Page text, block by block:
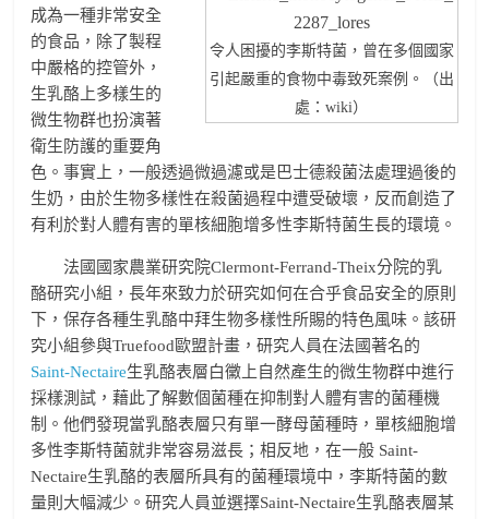
令人困擾的李斯特菌，曾在多個國家
引起嚴重的食物中毒致死案例。（出
處：wiki）
成為一種非常安全
的食品，除了製程
中嚴格的控管外，
生乳酪上多樣生的
微生物群也扮演著
衛生防護的重要角
色。事實上，一般透過微過濾或是巴士德殺菌法處理過後的
生奶，由於生物多樣性在殺菌過程中遭受破壞，反而創造了
有利於對人體有害的單核細胞增多性李斯特菌生長的環境。
法國國家農業研究院Clermont-Ferrand-Theix分院的乳
酪研究小組，長年來致力於研究如何在合乎食品安全的原則
下，保存各種生乳酪中拜生物多樣性所賜的特色風味。該研
究小組參與Truefood歐盟計畫，研究人員在法國著名的
Saint-Nectaire生乳酪表層白黴上自然產生的微生物群中進行
採樣測試，藉此了解數個菌種在抑制對人體有害的菌種機
制。他們發現當乳酪表層只有單一酵母菌種時，單核細胞增
多性李斯特菌就非常容易滋長；相反地，在一般 Saint-
Nectaire生乳酪的表層所具有的菌種環境中，李斯特菌的數
量則大幅減少。研究人員並選擇Saint-Nectaire生乳酪表層某